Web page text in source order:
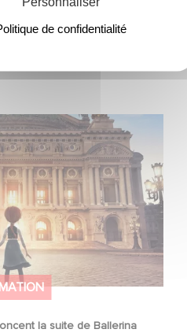
la suite de Ballerina
la suite de Ballerina
de confidentialité